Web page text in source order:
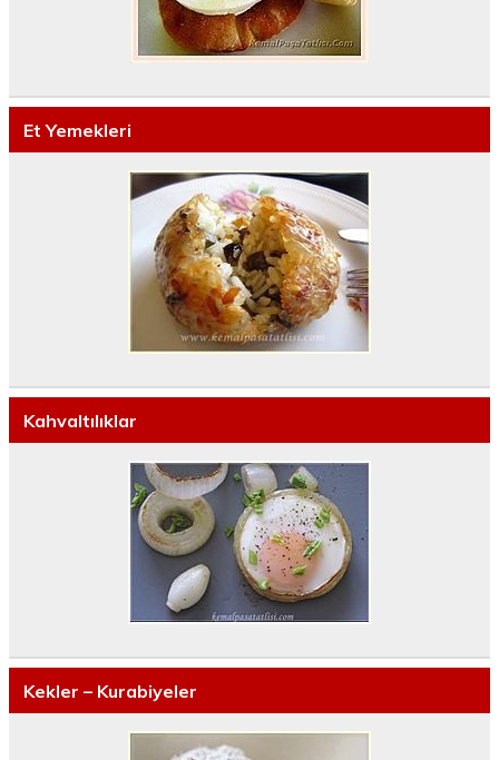
Et Yemekleri
Kahvaltılıklar
Kekler – Kurabiyeler